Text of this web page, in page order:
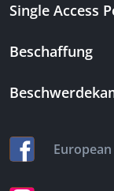
Single Access
Beschaffung